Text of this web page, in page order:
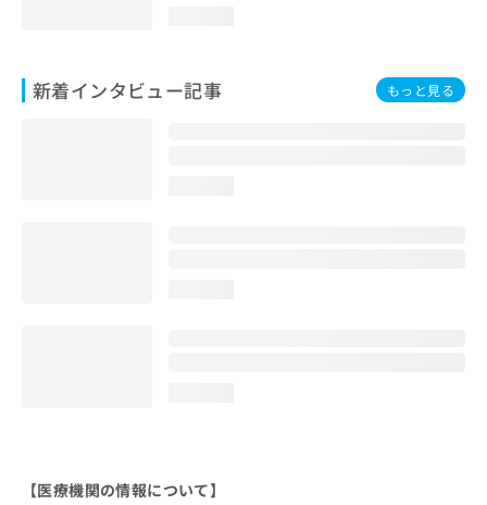
新着インタビュー記事 もっと見る
【医療機関の情報について】